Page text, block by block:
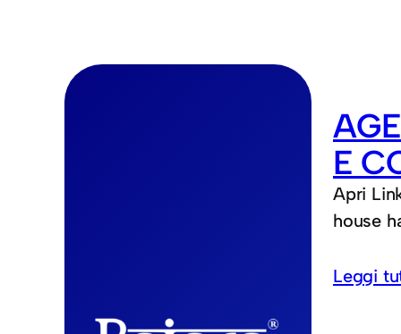
E
Apri
house
Leggi